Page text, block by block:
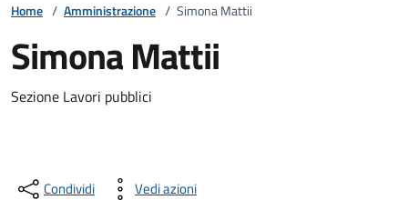
Home / Amministrazione / Simona Mattii
Simona Mattii
Descrizione breve
Sezione Lavori pubblici
Condividi Vedi azioni